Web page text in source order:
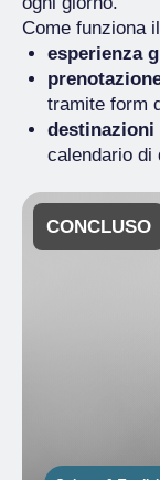
Come funziona
esperienza
tramite form
destinazioni
calendario di
CONCLUSO